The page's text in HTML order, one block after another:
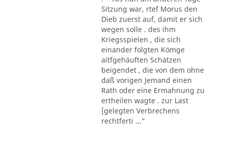
Sitzung war, rtef Morus den
Dieb zuerst auf, damit er sich
wegen solle . des ihm
Kriegsspielen , die sich
einander folgten Kömge
aitfgehäuften Schätzen
beigendet , die von dem ohne
daß vorigen Jemand einen
Rath oder eine Ermahnung zu
ertheilen wagte . zur Last
[gelegten Verbrechens
rechtferti ..."